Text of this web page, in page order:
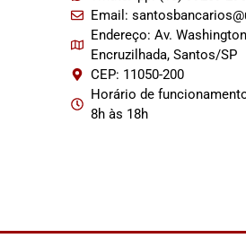
Email:
Endereço: Av.
Encruzilhada, Santos/SP
CEP: 11050-200
Horário de
8h às 18h